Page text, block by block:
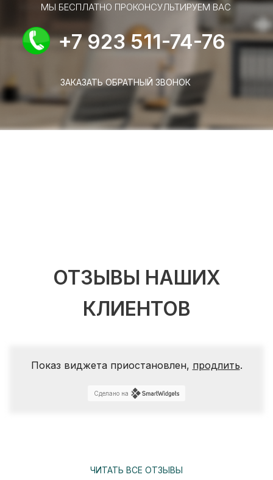
МЫ БЕСПЛАТНО ПРОКОНСУЛЬТИРУЕМ ВАС
+7 923 511-74-76
ЗАКАЗАТЬ ОБРАТНЫЙ ЗВОНОК
ОТЗЫВЫ НАШИХ
КЛИЕНТОВ
Показ виджета приостановлен, продлить.
Сделано на
ЧИТАТЬ ВСЕ ОТЗЫВЫ